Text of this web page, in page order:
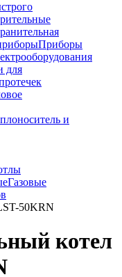
Приборы
для
и
Газовые
50KRN
котел